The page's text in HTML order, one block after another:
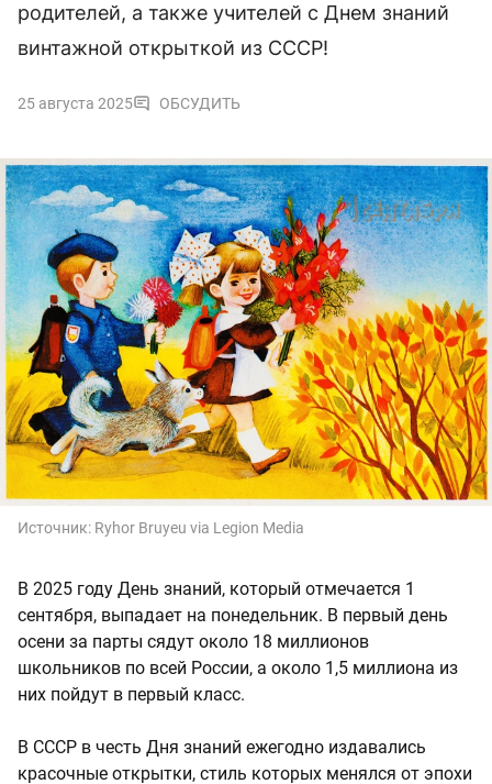
родителей, а также учителей с Днем знаний
винтажной открыткой из СССР!
25 августа 2025 ОБСУДИТЬ
Источник: Ryhor Bruyeu via Legion Media
В 2025 году День знаний, который отмечается 1
сентября, выпадает на понедельник. В первый день
осени за парты сядут около 18 миллионов
школьников по всей России, а около 1,5 миллиона из
них пойдут в первый класс.
В СССР в честь Дня знаний ежегодно издавались
красочные открытки, стиль которых менялся от эпохи